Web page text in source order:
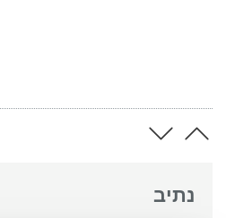
נתיב